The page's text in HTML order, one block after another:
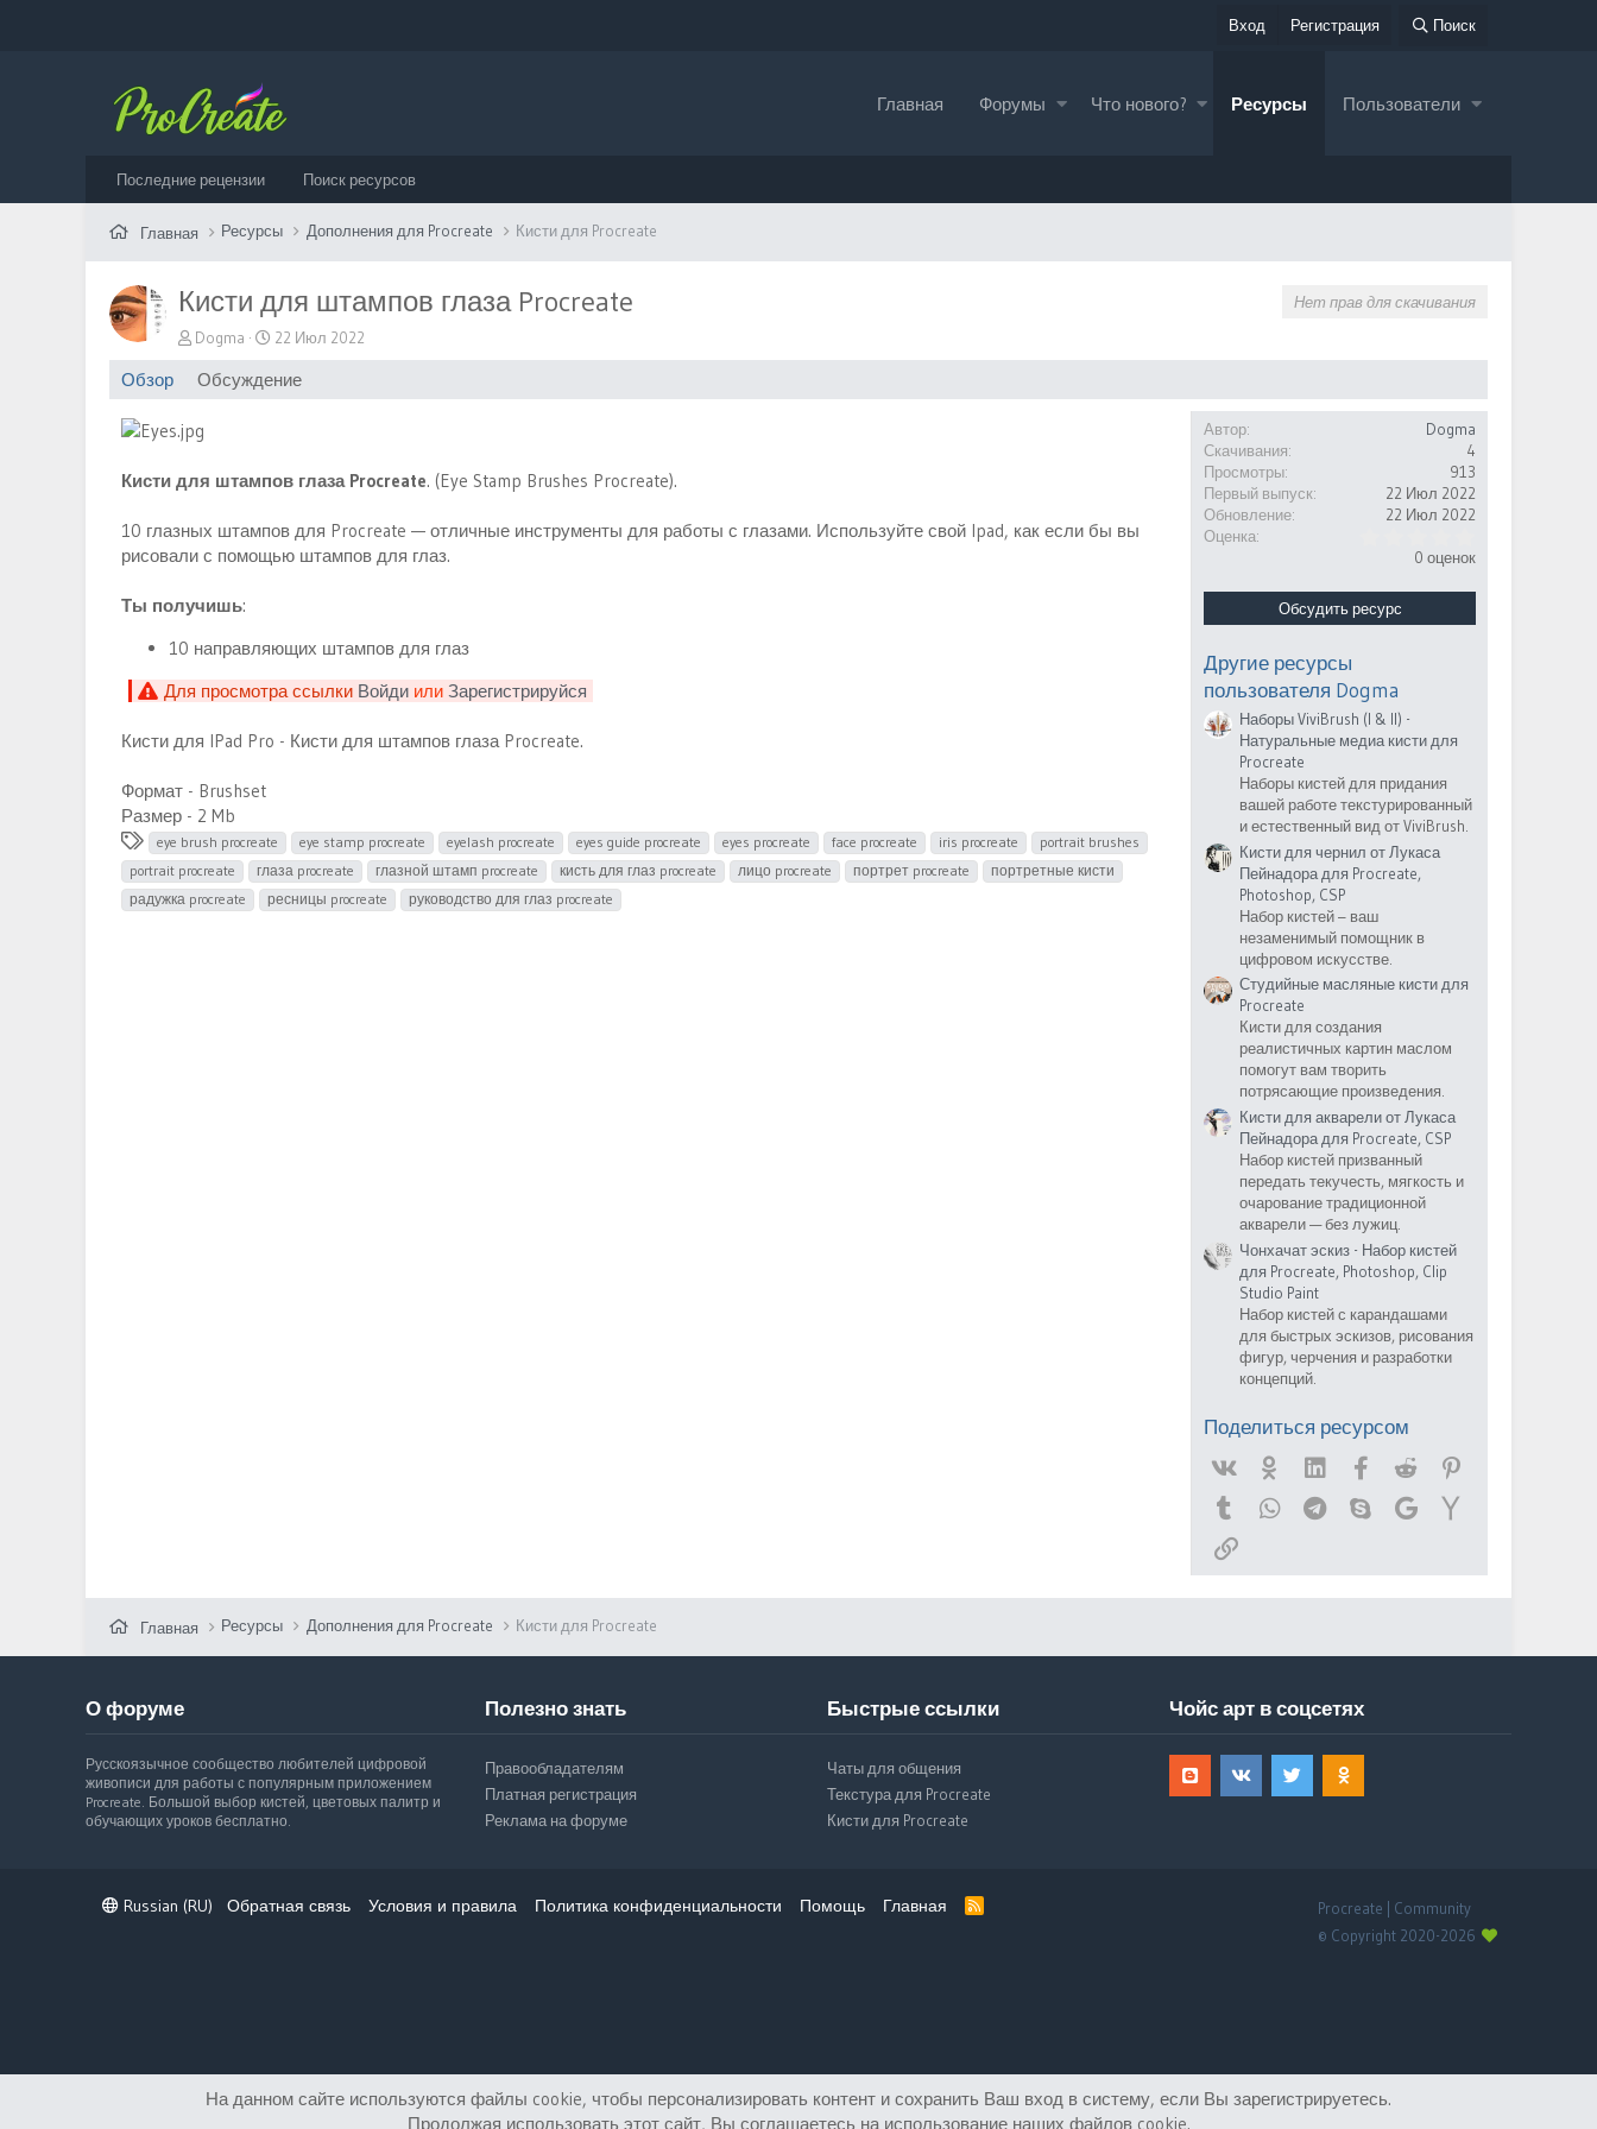
Вход Регистрация Поиск
Главная Форумы Что нового? Ресурсы Пользователи
Последние рецензии Поиск ресурсов
Главная Ресурсы Дополнения для Procreate Кисти для Procreate
Кисти для штампов глаза Procreate
Нет прав для скачивания
А
в
т
о
Dogma
Д
а
т
а
д
н
и
22 Июл 2022
Обзор Обсуждение
Кисти для штампов глаза Procreate. (Eye Stamp Brushes Procreate).
10 глазных штампов для Procreate — отличные инструменты для работы с глазами. Используйте свой Ipad, как если бы вы
рисовали с помощью штампов для глаз.
Ты получишь:
10 направляющих штампов для глаз
Для просмотра ссылки Войди или Зарегистрируйся
Кисти для IPad Pro - Кисти для штампов глаза Procreate.
Формат - Brushset
Размер - 2 Mb
Т
е
г
и
eye brush procreate eye stamp procreate eyelash procreate eyes guide procreate eyes procreate face procreate iris procreate
portrait brushes
portrait procreate
глаза procreate глазной штамп procreate кисть для глаз procreate лицо procreate портрет procreate
портретные кисти
радужка procreate
ресницы procreate руководство для глаз procreate
Автор
Dogma
Скачивания
4
Просмотры
913
Первый выпуск
22 Июл 2022
Обновление
22 Июл 2022
Оценка
.
0
в
0 оценок
Обсудить ресурс
Другие ресурсы
пользователя Dogma
Наборы ViviBrush (I & II) -
Натуральные медиа кисти для
Procreate
Наборы кистей для придания
вашей работе текстурированный
и естественный вид от ViviBrush.
Кисти для чернил от Лукаса
Пейнадора для Procreate,
Photoshop, CSP
Набор кистей – ваш
незаменимый помощник в
цифровом искусстве.
Студийные масляные кисти для
Procreate
Кисти для создания
реалистичных картин маслом
помогут вам творить
потрясающие произведения.
Кисти для акварели от Лукаса
Пейнадора для Procreate, CSP
Набор кистей призванный
передать текучесть, мягкость и
очарование традиционной
акварели — без лужиц.
Чонхачат эскиз - Набор кистей
для Procreate, Photoshop, Clip
Studio Paint
Набор кистей с карандашами
для быстрых эскизов, рисования
фигур, черчения и разработки
концепций.
Поделиться ресурсом
Linked InFacebookReddit
TumblrWhatsAppTelegramSkypeGoogle
Ссылка
Главная Ресурсы Дополнения для Procreate Кисти для Procreate
О форуме
Русскоязычное сообщество любителей цифровой
живописи для работы с популярным приложением
Procreate. Большой выбор кистей, цветовых палитр и
обучающих уроков бесплатно.
Полезно знать
Правообладателям
Платная регистрация
Реклама на форуме
Быстрые ссылки
Чаты для общения
Текстура для Procreate
Кисти для Procreate
Чойс арт в соцсетях
Russian (RU) Обратная связь Условия и правила Политика конфиденциальности Помощь Главная
R
Procreate | Community
© Copyright 2020-2026
На данном сайте используются файлы cookie, чтобы персонализировать контент и сохранить Ваш вход в систему, если Вы зарегистрируетесь.
Продолжая использовать этот сайт, Вы соглашаетесь на использование наших файлов cookie.